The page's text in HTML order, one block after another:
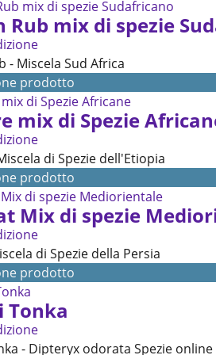
Rub mix di spezie
- Miscela Sud Africa
prodotto
mix di Spezie
di Spezie dell'Etiopia
prodotto
Mix di spezie
di Spezie della Persia
prodotto
Tonka
- Dipteryx odorata Spezie online